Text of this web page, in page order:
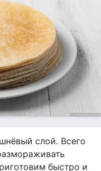
слой. Всего
быстро и